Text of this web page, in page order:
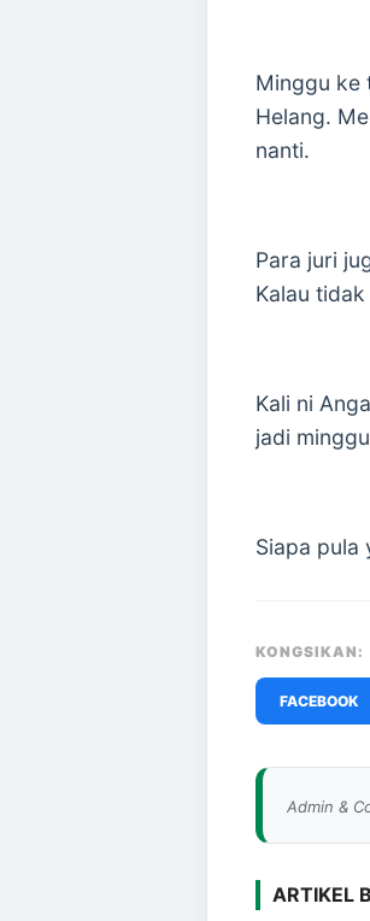
Minggu ke
Helang.
nanti.
Para juri
Kalau
Kali ni
jadi
Siapa pula
KONGSIKAN:
FACEBOOK
Admin &
ARTIKEL